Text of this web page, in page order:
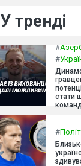
У тренді
#
#
стати
#